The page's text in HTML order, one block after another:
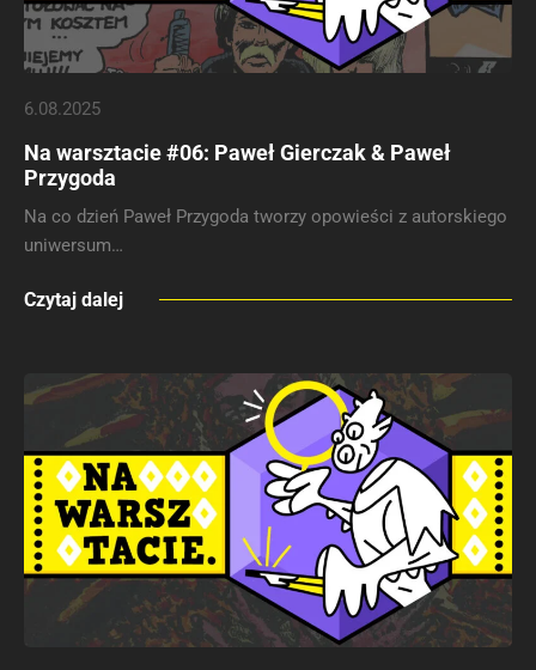
6.08.2025
Na warsztacie #06: Paweł Gierczak & Paweł
Przygoda
Na co dzień Paweł Przygoda tworzy opowieści z autorskiego
uniwersum…
Czytaj dalej